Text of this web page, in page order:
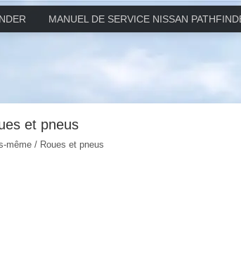
MANUEL DE SERVICE NISSAN
et pneus
même / Roues et pneus